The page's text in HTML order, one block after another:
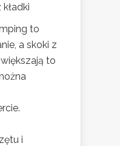
to
a skoki z
to
i